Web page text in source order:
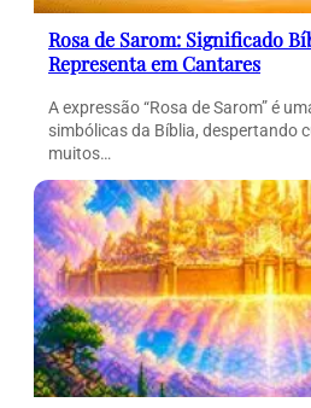
Rosa de Sarom: Significado
Representa em Cantares
A expressão “Rosa de Sarom” é
simbólicas da Bíblia, despertando
muitos…